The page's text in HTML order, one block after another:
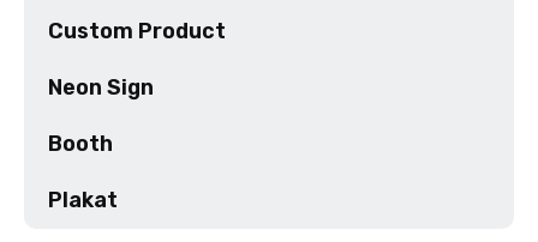
Custom Product
Neon Sign
Booth
Plakat